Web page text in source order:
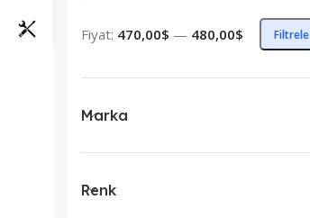
Filtrele
Fiyat: 470,00$ — 480,00$
Marka
Renk